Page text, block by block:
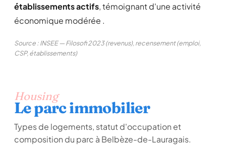
établissements actifs, témoignant d'une activité
économique modérée .
Source : INSEE — Filosofi 2023 (revenus), recensement (emploi,
CSP, établissements)
Housing
Le parc immobilier
Types de logements, statut d'occupation et
composition du parc à Belbèze-de-Lauragais.